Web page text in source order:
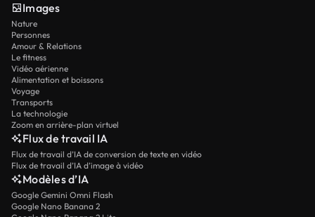
Images
Nature
Personnes
Amour & Relations
Le fitness
Vidéo aérienne
Alimentation et boissons
Voyage
Transports
La technologie
Zoom en arrière-plan virtuel
Flux de travail IA
Flux de travail d’IA de conversion de texte en vidéo
Flux de travail d’IA d’image à vidéo
Modèles d’IA
Google Gemini Omni Flash
Google Nano Banana 2